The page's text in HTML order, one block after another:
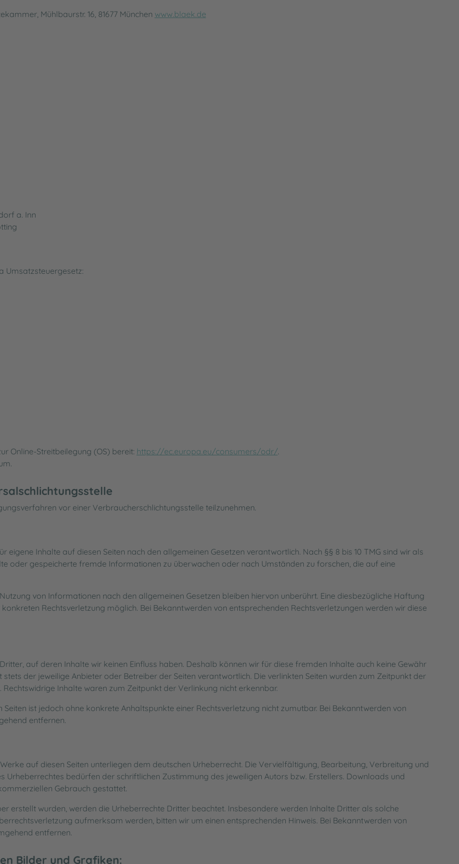
Mühlbaurstr. 16, 81677 München www.blaek.de
a. Inn
Umsatzsteuergesetz:
Online-Streitbeilegung (OS) bereit: https://ec.europa.eu/consumers/odr/.
vor einer Verbraucherschlichtungsstelle teilzunehmen.
eigene Inhalte auf diesen Seiten nach den allgemeinen Gesetzen verantwortlich. Nach §§ 8 bis 10 TMG sind wir als
oder gespeicherte fremde Informationen zu überwachen oder nach Umständen zu forschen, die auf eine
von Informationen nach den allgemeinen Gesetzen bleiben hiervon unberührt. Eine diesbezügliche Haftung
Rechtsverletzung möglich. Bei Bekanntwerden von entsprechenden Rechtsverletzungen werden wir diese
auf deren Inhalte wir keinen Einfluss haben. Deshalb können wir für diese fremden Inhalte auch keine Gewähr
der jeweilige Anbieter oder Betreiber der Seiten verantwortlich. Die verlinkten Seiten wurden zum Zeitpunkt der
Inhalte waren zum Zeitpunkt der Verlinkung nicht erkennbar.
ist jedoch ohne konkrete Anhaltspunkte einer Rechtsverletzung nicht zumutbar. Bei Bekanntwerden von
entfernen.
auf diesen Seiten unterliegen dem deutschen Urheberrecht. Die Vervielfältigung, Bearbeitung, Verbreitung und
Urheberrechtes bedürfen der schriftlichen Zustimmung des jeweiligen Autors bzw. Erstellers. Downloads und
Gebrauch gestattet.
erstellt wurden, werden die Urheberrechte Dritter beachtet. Insbesondere werden Inhalte Dritter als solche
aufmerksam werden, bitten wir um einen entsprechenden Hinweis. Bei Bekanntwerden von
entfernen.
Bilder und Grafiken: